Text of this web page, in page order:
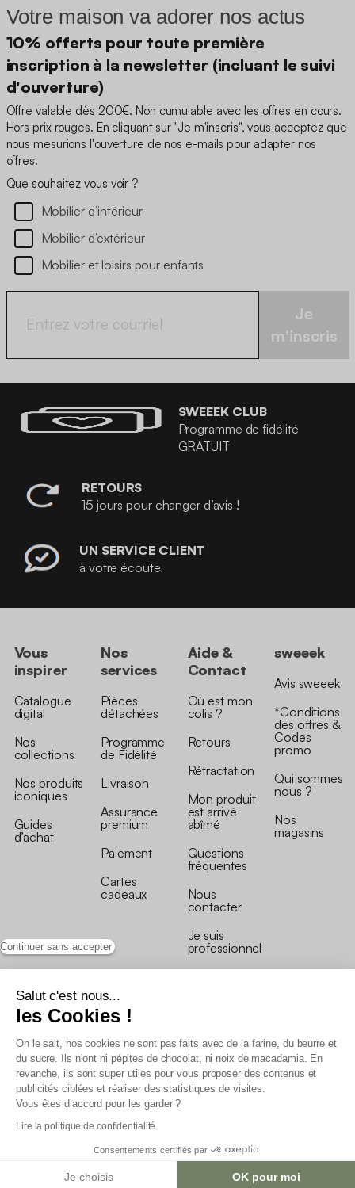
Continuer sans accepter
Salut c'est nous...
les Cookies !
On le sait, nos cookies ne sont pas faits avec de la farine, du beurre et
du sucre. Ils n’ont ni pépites de chocolat, ni noix de macadamia. En
revanche, ils sont super utiles pour vous proposer des contenus et
publicités ciblées et réaliser des statistiques de visites.
Vous êtes d’accord pour les garder ?
Lire la politique de confidentialité
Consentements certifiés par
Je choisis OK pour moi
Votre maison va adorer nos actus
10% offerts pour toute première
inscription à la newsletter (incluant le suivi
d'ouverture)
Offre valable dès 200€. Non cumulable avec les offres en cours.
Hors prix rouges. En cliquant sur "Je m'inscris", vous acceptez que
nous mesurions l'ouverture de nos e-mails pour adapter nos
offres.
Que souhaitez vous voir ?
Mobilier d’intérieur
Mobilier d’extérieur
Mobilier et loisirs pour enfants
Je
m'inscris
SWEEEK CLUB
Programme de fidélité
GRATUIT
RETOURS
15 jours pour changer d’avis !
UN SERVICE CLIENT
à votre écoute
Vous
inspirer
Catalogue
digital
Nos
collections
Nos produits
iconiques
Guides
d’achat
Nos
services
Pièces
détachées
Programme
de Fidélité
Livraison
Assurance
premium
Paiement
Cartes
cadeaux
Aide &
Contact
Où est mon
colis ?
Retours
Rétractation
Mon produit
est arrivé
abîmé
Questions
fréquentes
Nous
contacter
Je suis
professionnel
sweeek
Avis sweeek
*Conditions
des offres &
Codes
promo
Qui sommes
nous ?
Nos
magasins
Conditions générales de vente
Conditions générales du programme de fidélité
Charte de données personnelles
Conditions générales de vente Pro
Déclaration d’accessibilité